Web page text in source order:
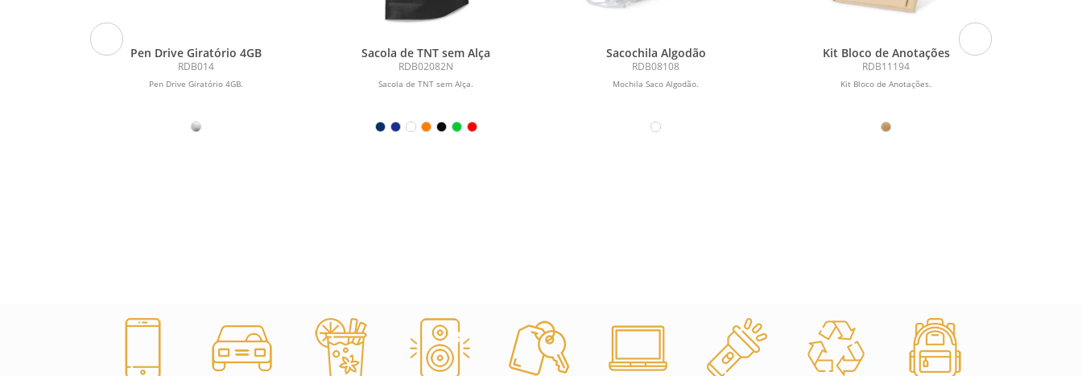
Pen Drive Giratório 4GB
RDB014
Pen Drive Giratório 4GB.
Sacola de TNT sem Alça
RDB02082N
Sacola de TNT sem Alça.
Sacochila Algodão
RDB08108
Mochila Saco Algodão.
Kit Bloco de Anotações
RDB11194
Kit Bloco de Anotações.